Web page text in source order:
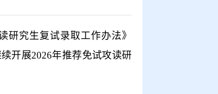
研究生复试录取工作办法》
开展2026年推荐免试攻读研